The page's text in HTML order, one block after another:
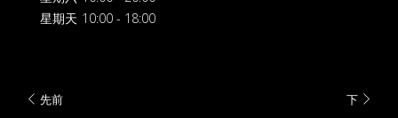
星期天 10:00 - 18:00
先前 下